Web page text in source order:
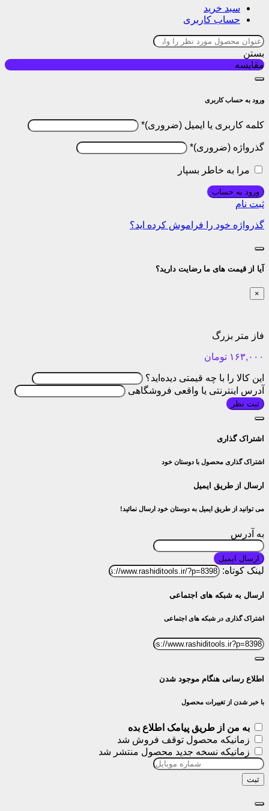
سبد خرید
حساب کاربری
بستن
مقایسه
ورود به حساب کاربری
کلمه کاربری یا ایمیل *
گذرواژه *
مرا به خاطر بسپار
ورود به حساب
ثبت نام
گذرواژه خود را فراموش کرده اید؟
آیا از قیمت های ما رضایت دارید؟
×
فاز متر بزرگ
۱۶۳,۰۰۰ تومان
این کالا را با چه قیمتی دیده‌اید؟
آدرس اینترنتی یا واقعی فروشگاهی
ثبت نظر
اشتراک گذاری
اشتراک گذاری محصول با دوستان خود
ارسال از طریق ایمیل
می توانید از طریق ایمیل به دوستان خود ارسال نمائید!
به آدرس
ارسال ایمیل
لینک کوتاه:
ارسال به شبکه های اجتماعی
اشتراک گذاری در شبکه های اجتماعی
اطلاع رسانی هنگام موجود شدن
با خبر شدن از تغییرات محصول
به من از طریق پیامک اطلاع بده
زمانیکه محصول توقف فروش شد
زمانیکه نسخه جدید محصول منتشر شد
ثبت